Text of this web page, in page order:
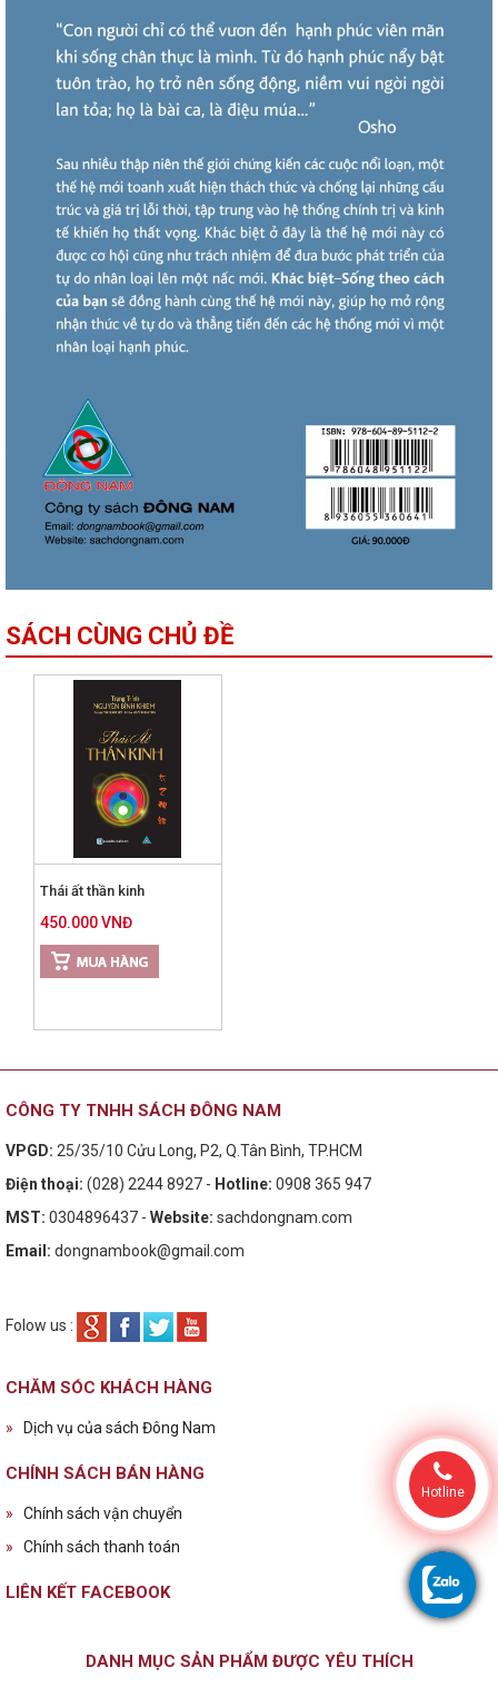
SÁCH CÙNG CHỦ ĐỀ
Thái ất thần kinh
450.000 VNĐ
CÔNG TY TNHH SÁCH ĐÔNG NAM
VPGD: 25/35/10 Cửu Long, P2, Q.Tân Bình, TP.HCM
Điện thoại: (028) 2244 8927 - Hotline: 0908 365 947
MST: 0304896437 - Website: sachdongnam.com
Email: dongnambook@gmail.com
Folow us :
CHĂM SÓC KHÁCH HÀNG
» Dịch vụ của sách Đông Nam
CHÍNH SÁCH BÁN HÀNG
»
Chính sách vận chuyển
»
Chính sách thanh toán
LIÊN KẾT FACEBOOK
DANH MỤC SẢN PHẨM ĐƯỢC YÊU THÍCH
Hotline